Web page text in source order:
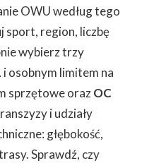
OWU według tego
sport, region, liczbę
wybierz trzy
i osobnym limitem na
sprzętowe orazOC
i udziały
głębokość,
Sprawdź, czy